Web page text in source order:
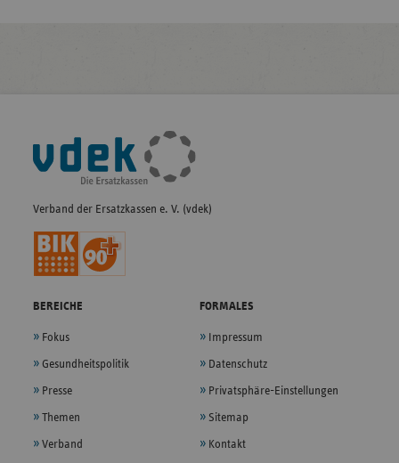
Fußleisten-
Navigation
Verband der Ersatzkassen e. V. (vdek)
BEREICHE
Fokus
Gesundheitspolitik
Presse
Themen
Verband
FORMALES
Impressum
Datenschutz
Privatsphäre-Einstellungen
Sitemap
Kontakt